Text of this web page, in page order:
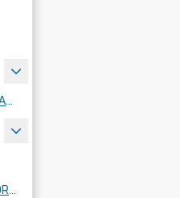
AKTY PRAWA MIEJSCOWEGO RADY POWIATU ZGORZELECKIEGO
POWIATOWY INSPEKTORAT NADZORU BUDOWLANEGO